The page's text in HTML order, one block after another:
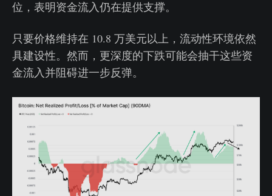
位，表明资金流入仍在提供支撑。
只要价格维持在 10.8 万美元以上，流动性环境依然
具建设性。然而，更深度的下跌可能会抽干这些资
金流入并阻碍进一步反弹。